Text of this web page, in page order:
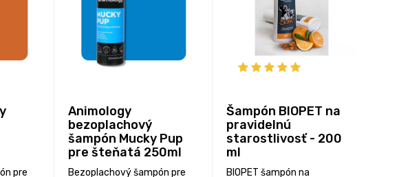
pre
Animology
bezoplachový
šampón Mucky Pup
pre šteňatá 250ml
Bezoplachový šampón pre
Šampón BIOPET na
pravidelnú
starostlivosť - 200
ml
BIOPET šampón na